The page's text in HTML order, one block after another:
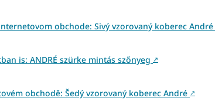
obchode: Sivý vzorovaný koberec André
is: ANDRÉ szürke mintás szőnyeg ↗
obchodě: Šedý vzorovaný koberec André ↗